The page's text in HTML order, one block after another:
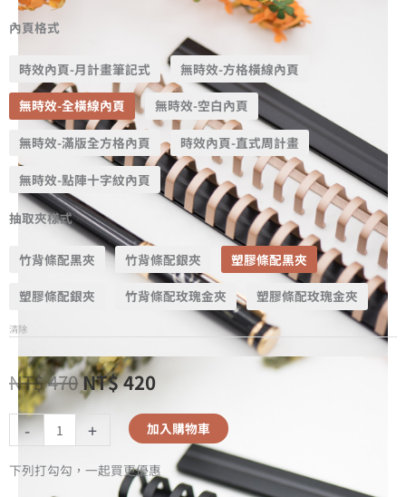
內頁格式
時效內頁-月計畫筆記式 無時效-方格橫線內頁
無時效-全橫線內頁 無時效-空白內頁
無時效-滿版全方格內頁 時效內頁-直式周計畫
無時效-點陣十字紋內頁
抽取夾樣式
竹背條配黑夾 竹背條配銀夾 塑膠條配黑夾
塑膠條配銀夾 竹背條配玫瑰金夾 塑膠條配玫瑰金夾
清除
NT$470NT$420
- + 加入購物車
下列打勾勾，一起買更優惠